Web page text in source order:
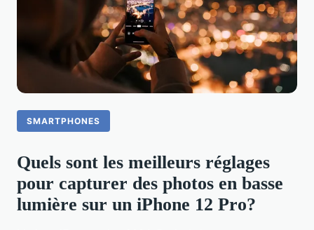
SMARTPHONES
Quels sont les meilleurs réglages
pour capturer des photos en basse
lumière sur un iPhone 12 Pro?